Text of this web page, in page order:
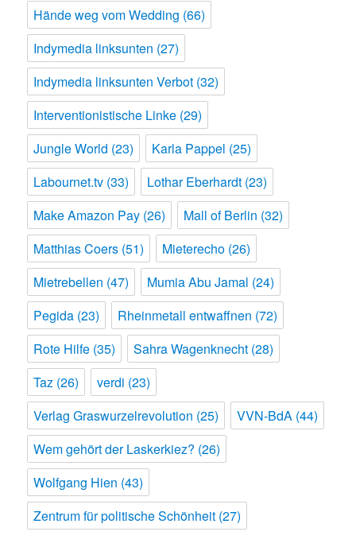
Hände weg vom Wedding (66)
Indymedia linksunten (27)
Indymedia linksunten Verbot (32)
Interventionistische Linke (29)
Jungle World (23) Karla Pappel (25)
Labournet.tv (33) Lothar Eberhardt (23)
Make Amazon Pay (26) Mall of Berlin (32)
Matthias Coers (51) Mieterecho (26)
Mietrebellen (47) Mumia Abu Jamal (24)
Pegida (23) Rheinmetall entwaffnen (72)
Rote Hilfe (35) Sahra Wagenknecht (28)
Taz (26) verdi (23)
Verlag Graswurzelrevolution (25) VVN-BdA (44)
Wem gehört der Laskerkiez? (26)
Wolfgang Hien (43)
Zentrum für politische Schönheit (27)